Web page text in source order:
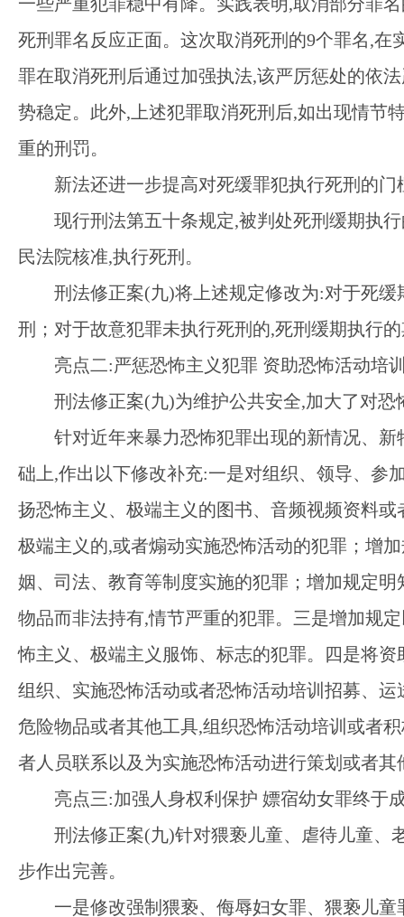
死刑罪名反应正面。这次取消死刑的9个罪名,
罪在取消死刑后通过加强执法,该严厉惩处的依
势稳定。此外,上述犯罪取消死刑后,如出现情节
重的刑罚。
新法还进一步提高对死缓罪犯执行死刑的门
现行刑法第五十条规定,被判处死刑缓期执
民法院核准,执行死刑。
刑法修正案(九)将上述规定修改为:对于死
刑；对于故意犯罪未执行死刑的,死刑缓期执行
亮点二:严惩恐怖主义犯罪 资助恐怖活动培
刑法修正案(九)为维护公共安全,加大了对
针对近年来暴力恐怖犯罪出现的新情况、新
础上,作出以下修改补充:一是对组织、领导、参
扬恐怖主义、极端主义的图书、音频视频资料
极端主义的,或者煽动实施恐怖活动的犯罪；增
姻、司法、教育等制度实施的犯罪；增加规定
物品而非法持有,情节严重的犯罪。三是增加规
怖主义、极端主义服饰、标志的犯罪。四是将
组织、实施恐怖活动或者恐怖活动培训招募、
危险物品或者其他工具,组织恐怖活动培训或者
者人员联系以及为实施恐怖活动进行策划或者
亮点三:加强人身权利保护 嫖宿幼女罪终于
刑法修正案(九)针对猥亵儿童、虐待儿童、
步作出完善。
一是修改强制猥亵、侮辱妇女罪、猥亵儿童